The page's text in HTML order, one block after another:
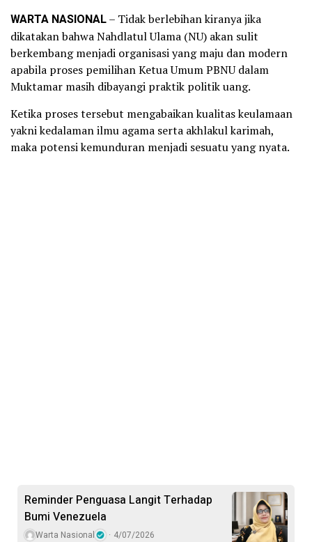
WARTA NASIONAL– Tidak berlebihan kiranya jika
dikatakan bahwa Nahdlatul Ulama (NU) akan sulit
berkembang menjadi organisasi yang maju dan modern
apabila proses pemilihan Ketua Umum PBNU dalam
Muktamar masih dibayangi praktik politik uang.
Ketika proses tersebut mengabaikan kualitas keulamaan
yakni kedalaman ilmu agama serta akhlakul karimah,
maka potensi kemunduran menjadi sesuatu yang nyata.
Reminder Penguasa Langit Terhadap
Bumi Venezuela
Warta Nasional 4/07/2026